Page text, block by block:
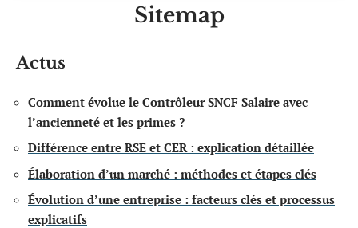
Sitemap
Actus
Comment évolue le Contrôleur SNCF Salaire avec
l’ancienneté et les primes ?
Différence entre RSE et CER : explication détaillée
Élaboration d’un marché : méthodes et étapes clés
Évolution d’une entreprise : facteurs clés et processus
explicatifs